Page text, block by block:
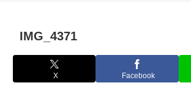
IMG_4371
X Facebook